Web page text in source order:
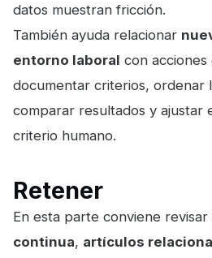
datos muestran fricción.
También ayuda relacionar
entorno laboral con acciones
documentar criterios, ordenar
comparar resultados y ajustar
criterio humano.
Retener
En esta parte conviene revisar
continua, artículos